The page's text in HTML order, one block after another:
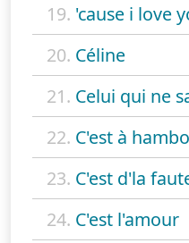
19. 'cause i love
20. Céline
21. Celui qui ne
22. C'est à
23. C'est d'la
24. C'est l'amour